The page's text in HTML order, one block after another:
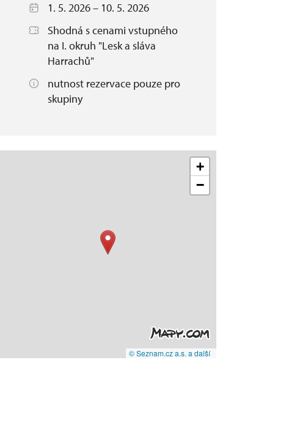
1. 5. 2026 – 10. 5. 2026
Shodná s cenami vstupného
na I. okruh "Lesk a sláva
Harrachů"
nutnost rezervace pouze pro
skupiny
+
−
© Seznam.cz a.s. a další